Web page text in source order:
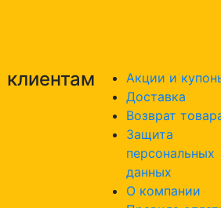
клиентам
Акции и
Доставка
Возврат
Защита
персональных
данных
О компании